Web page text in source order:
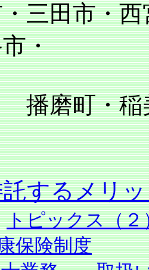
三田市・
・
稲美町
委託す
トピックス（２
保険制度